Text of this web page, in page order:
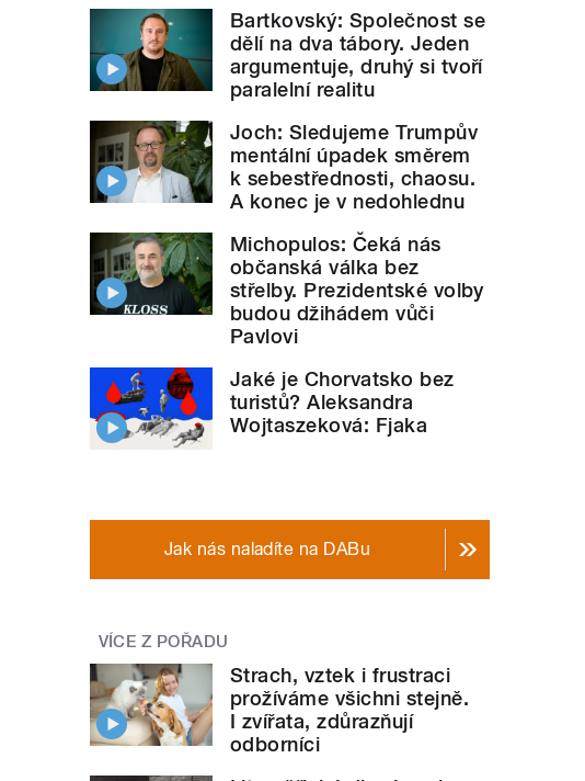
Bartkovský: Společnost se
dělí na dva tábory. Jeden
argumentuje, druhý si tvoří
paralelní realitu
Joch: Sledujeme Trumpův
mentální úpadek směrem
k sebestřednosti, chaosu.
A konec je v nedohlednu
Michopulos: Čeká nás
občanská válka bez
střelby. Prezidentské volby
budou džihádem vůči
Pavlovi
Jaké je Chorvatsko bez
turistů? Aleksandra
Wojtaszeková: Fjaka
Jak nás naladíte na DABu
VÍCE Z POŘADU
Strach, vztek i frustraci
prožíváme všichni stejně.
I zvířata, zdůrazňují
odborníci